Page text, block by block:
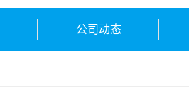
公司动态